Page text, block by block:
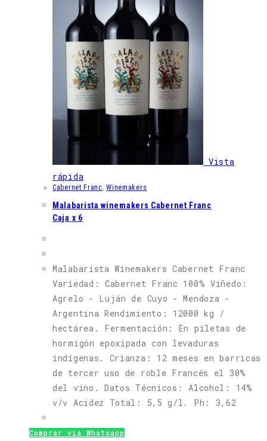
Vista
rápida
Cabernet Franc ,Winemakers
Malabarista winemakers Cabernet Franc
Caja x 6
Malabarista Winemakers Cabernet Franc
Variedad: Cabernet Franc 100% Viñedo:
Agrelo - Luján de Cuyo - Mendoza -
Argentina Rendimiento: 12000 kg /
hectárea. Fermentación: En piletas de
hormigón epoxipada con levaduras
indígenas. Crianza: 12 meses en barricas
de tercer uso de roble Francés el 30%
del vino. Datos Técnicos: Alcohol: 14%
v/v Acidez Total: 5,5 g/l. Ph: 3,62
Comprar vía Whatsapp